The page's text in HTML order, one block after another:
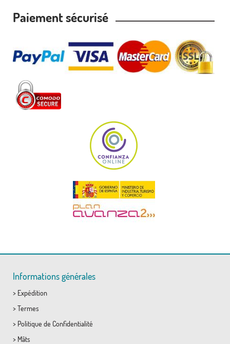
Paiement sécurisé
Informations générales
> Expédition
> Termes
> Politique de Confidentialité
> Mâts